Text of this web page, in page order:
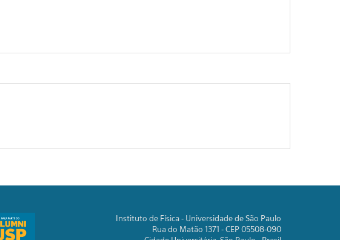
Instituto de Física - Universidade de São Paulo
Rua do Matão 1371 - CEP 05508-090